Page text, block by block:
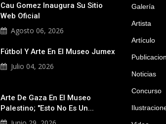
Cau Gomez Inaugura Su Sitio
Web Oficial
Agosto 06, 2026
Fútbol Y Arte En El Museo Jumex
Julio 04, 2026
Arte De Gaza En El Museo
Palestino; "Esto No Es Un...
Galería
Artista
Artículo
Noticias
Concurso